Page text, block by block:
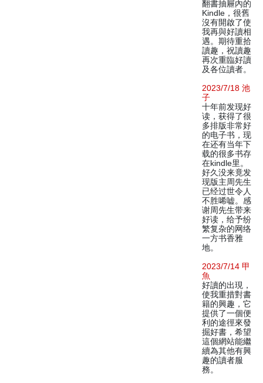
翻書抽屜內的
Kindle，很舊
沒有開啟了使
我再與好讀相
遇。期待重拾
讀趣，祝讀趣
再次重臨好讀
及各位讀者。
2023/7/18 池
子
十年前发现好
读，获得了很
多排版非常好
的电子书，现
在还有当年下
载的很多书存
在kindle里。
好久没来竟发
现版主周先生
已经过世令人
不胜唏嘘。感
谢周先生带来
好读，给予纷
繁复杂的网络
一方书香雅
地。
2023/7/14 甲
魚
好讀的出現，
使我重措對書
籍的興趣，它
提供了一個便
利的途徑來發
掘好書，希望
這個網站能繼
續為其他有興
趣的讀者服
務。